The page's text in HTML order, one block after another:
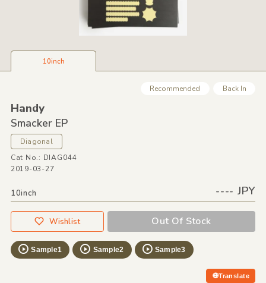
10inch
Recommended Back In
Handy
Smacker EP
Diagonal
Cat No.: DIAG044
2019-03-27
10inch ---- JPY
Wishlist Out Of Stock
Sample1 Sample2 Sample3
Translate